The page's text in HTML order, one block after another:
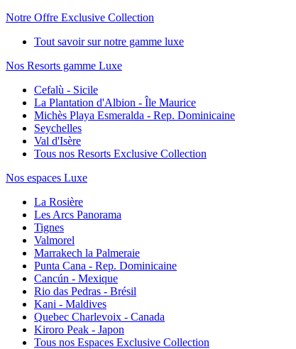
Notre Offre Exclusive Collection
Tout savoir sur notre gamme luxe
Nos Resorts gamme Luxe
Cefalù - Sicile
La Plantation d'Albion - Île Maurice
Michès Playa Esmeralda - Rep. Dominicaine
Seychelles
Val d'Isère
Tous nos Resorts Exclusive Collection
Nos espaces Luxe
La Rosière
Les Arcs Panorama
Tignes
Valmorel
Marrakech la Palmeraie
Punta Cana - Rep. Dominicaine
Cancún - Mexique
Rio das Pedras - Brésil
Kani - Maldives
Quebec Charlevoix - Canada
Kiroro Peak - Japon
Tous nos Espaces Exclusive Collection